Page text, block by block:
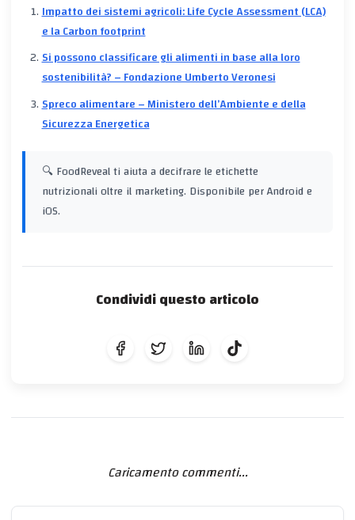
Impatto dei sistemi agricoli: Life Cycle Assessment (LCA)
e la Carbon footprint
Si possono classificare gli alimenti in base alla loro
sostenibilità? – Fondazione Umberto Veronesi
Spreco alimentare – Ministero dell’Ambiente e della
Sicurezza Energetica
🔍 FoodReveal ti aiuta a decifrare le etichette
nutrizionali oltre il marketing. Disponibile per Android e
iOS.
Condividi questo articolo
Caricamento commenti...